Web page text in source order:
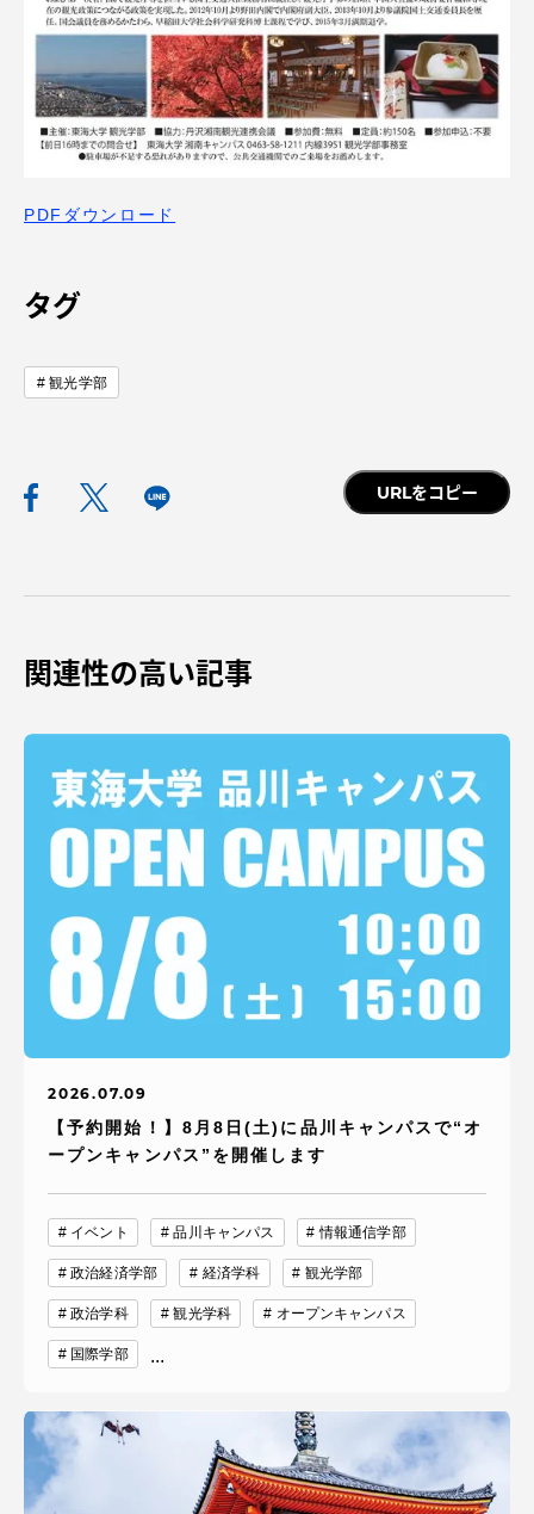
PDFダウンロード
タグ
観光学部
URLをコピー
関連性の高い記事
2026.07.09
【予約開始！】8月8日(土)に品川キャンパスで“オ
ープンキャンパス”を開催します
イベント 品川キャンパス 情報通信学部
政治経済学部 経済学科 観光学部
政治学科 観光学科 オープンキャンパス
国際学部 ...